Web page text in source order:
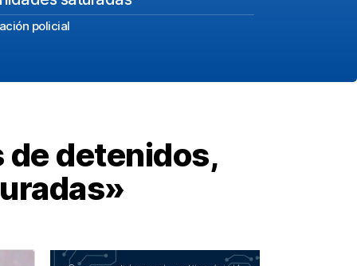
policial
de detenidos,